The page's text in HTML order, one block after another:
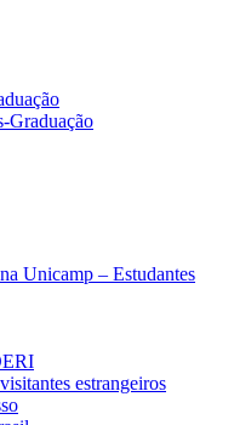
Graduação
Unicamp – Estudantes
estrangeiros